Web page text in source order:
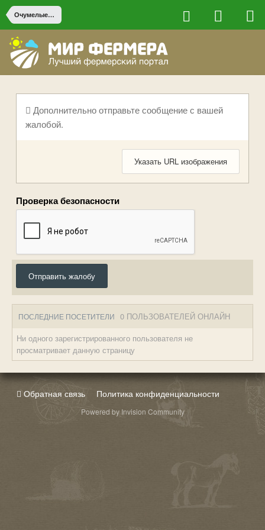
Очумелые ручки
Дополнительно отправьте сообщение с вашей
жалобой.
Указать URL изображения
Проверка безопасности
Отправить жалобу
ПОСЛЕДНИЕ ПОСЕТИТЕЛИ 0 ПОЛЬЗОВАТЕЛЕЙ ОНЛАЙН
Ни одного зарегистрированного пользователя не
просматривает данную страницу
Обратная связь Политика конфиденциальности
Powered by Invision Community